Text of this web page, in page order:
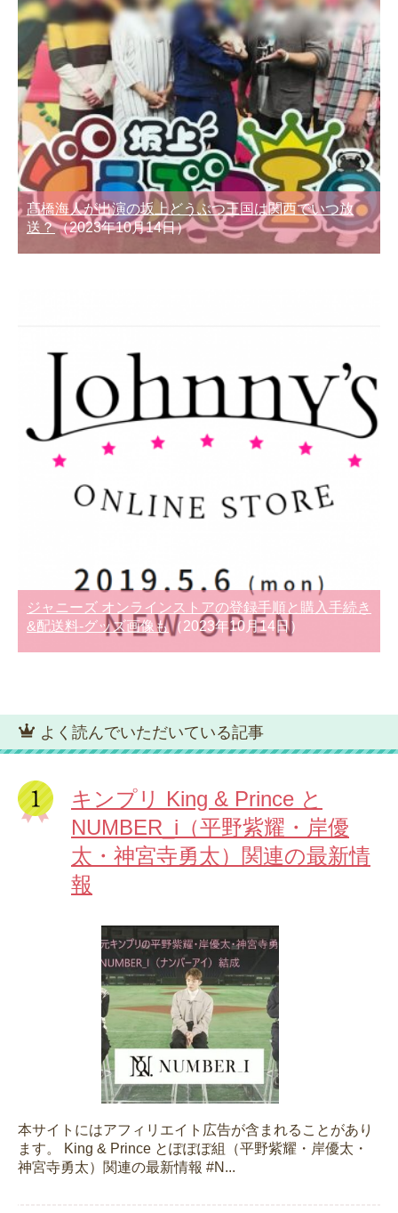
髙橋海人が出演の坂上どうぶつ王国は関西でいつ放
送？（2023年10月14日）
ジャニーズ オンラインストアの登録手順と購入手続き
&配送料-グッズ画像も（2023年10月14日）
よく読んでいただいている記事
キンプリ King & Prince と
NUMBER_i（平野紫耀・岸優
太・神宮寺勇太）関連の最新情
報
本サイトにはアフィリエイト広告が含まれることがあり
ます。 King & Prince とぽぽぽ組（平野紫耀・岸優太・
神宮寺勇太）関連の最新情報 #N...